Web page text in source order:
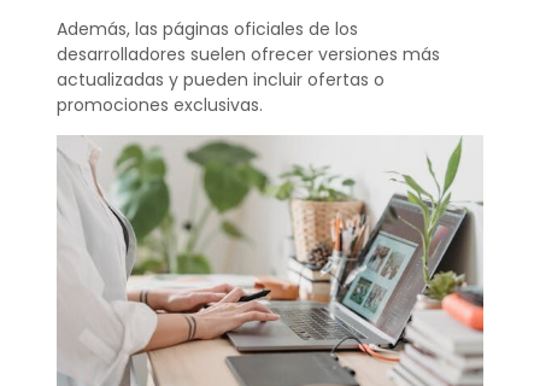
Además, las páginas oficiales de los
desarrolladores suelen ofrecer versiones más
actualizadas y pueden incluir ofertas o
promociones exclusivas.